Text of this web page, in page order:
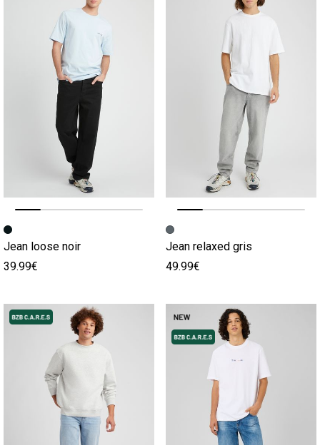
Image précédente
Image suivante
Jean loose noir
39.99€
Image précédente
Image suivante
Jean relaxed gris
49.99€